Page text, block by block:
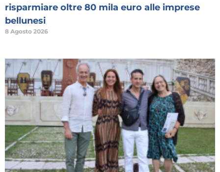
risparmiare oltre 80 mila euro alle imprese
bellunesi
8 Agosto 2026